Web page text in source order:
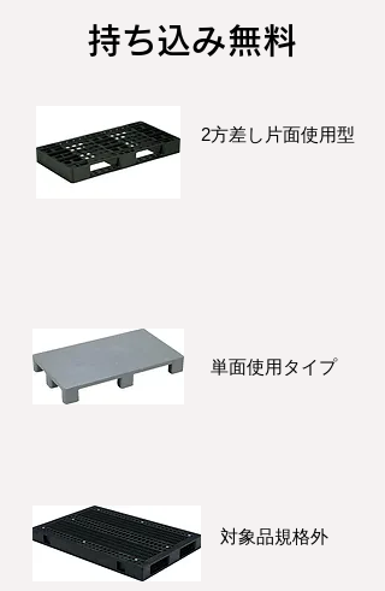
持ち込み無料
2方差し片面使用型
単面使用タイプ
対象品規格外